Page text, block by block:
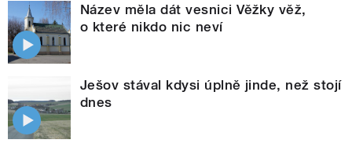
Název měla dát vesnici Věžky věž,
o které nikdo nic neví
Ješov stával kdysi úplně jinde, než stojí
dnes